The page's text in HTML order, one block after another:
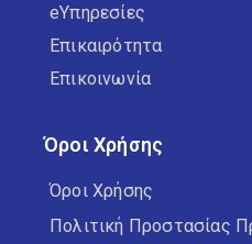
eΥπηρεσίες
Επικαιρότητα
Επικοινωνία
Όροι Χρήσης
Όροι Χρήσης
Πολιτική Προστασίας